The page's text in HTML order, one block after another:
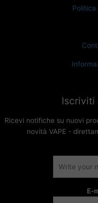
Politica
Iscriviti
Ricevi notifiche su nuovi
novità VAPE -
E-